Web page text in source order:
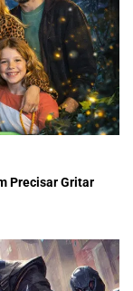
Precisar Gritar